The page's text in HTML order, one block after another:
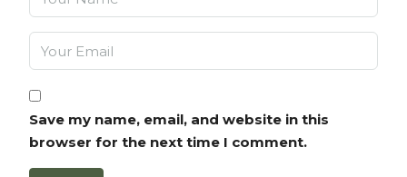
Save my name, email, and website in this
browser for the next time I comment.